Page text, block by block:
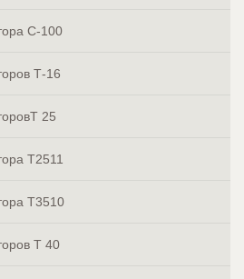
С-100
Т-16
25
Т2511
Т3510
Т 40